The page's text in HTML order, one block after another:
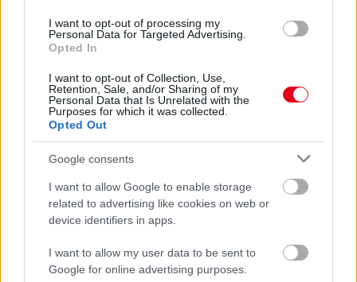
I want to opt-out of processing my
Personal Data for Targeted Advertising.
Opted In
I want to opt-out of Collection, Use,
Retention, Sale, and/or Sharing of my
Personal Data that Is Unrelated with the
Purposes for which it was collected.
Opted Out
Google consents
I want to allow Google to enable storage
related to advertising like cookies on web or
device identifiers in apps.
I want to allow my user data to be sent to
Google for online advertising purposes.
körrekordon
18 órája